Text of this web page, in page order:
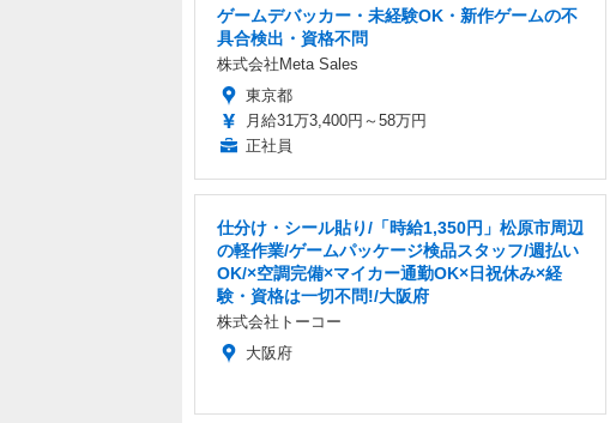
ゲームデバッカー・未経験OK・新作ゲームの不
具合検出・資格不問
株式会社Meta Sales
東京都
月給31万3,400円～58万円
正社員
仕分け・シール貼り/「時給1,350円」松原市周辺
の軽作業/ゲームパッケージ検品スタッフ/週払い
OK/×空調完備×マイカー通勤OK×日祝休み×経
験・資格は一切不問!/大阪府
株式会社トーコー
大阪府